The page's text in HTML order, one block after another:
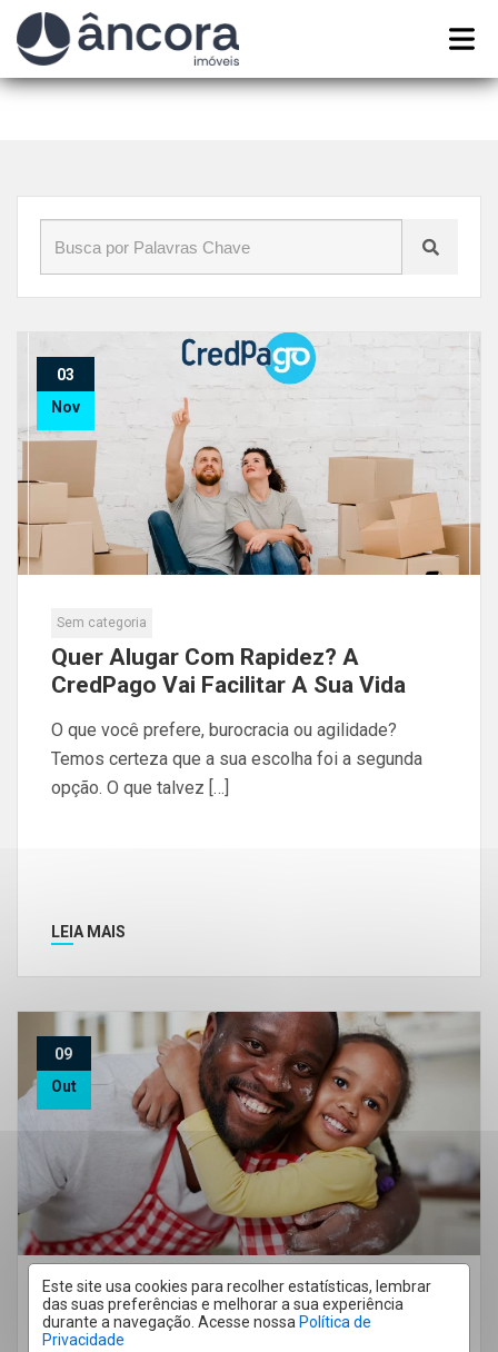
Início »Blog» #imobiliaria
Este site usa cookies para recolher estatísticas, lembrar
das suas preferências e melhorar a sua experiência
durante a navegação. Acesse nossa Política de
Privacidade
03
Nov
Sem categoria
Quer Alugar Com Rapidez? A
CredPago Vai Facilitar A Sua Vida
O que você prefere, burocracia ou agilidade?
Temos certeza que a sua escolha foi a segunda
opção. O que talvez […]
LEIA MAIS
09
Out
Sem categoria
10 Formas Muito Criativas Para